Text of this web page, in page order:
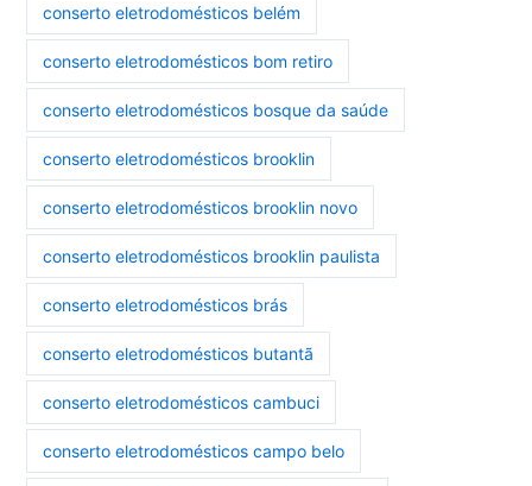
conserto eletrodomésticos belém
conserto eletrodomésticos bom retiro
conserto eletrodomésticos bosque da saúde
conserto eletrodomésticos brooklin
conserto eletrodomésticos brooklin novo
conserto eletrodomésticos brooklin paulista
conserto eletrodomésticos brás
conserto eletrodomésticos butantã
conserto eletrodomésticos cambuci
conserto eletrodomésticos campo belo